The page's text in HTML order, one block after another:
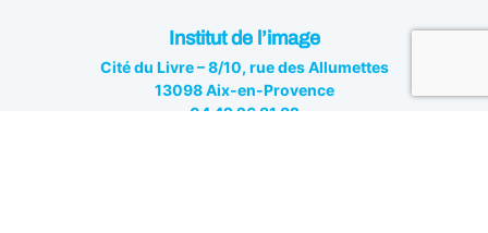
Institut de l’image
Cité du Livre – 8/10, rue des Allumettes
13098 Aix-en-Provence
04 42 26 81 82